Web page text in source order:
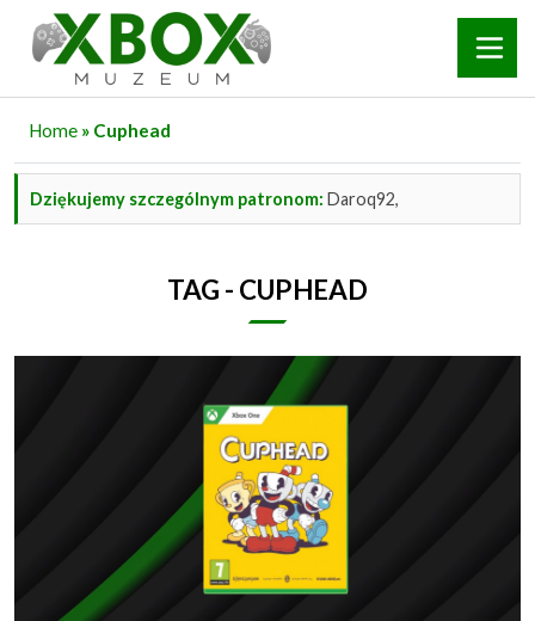
Home » Cuphead
Dziękujemy szczególnym patronom: Daroq92,
TAG - CUPHEAD